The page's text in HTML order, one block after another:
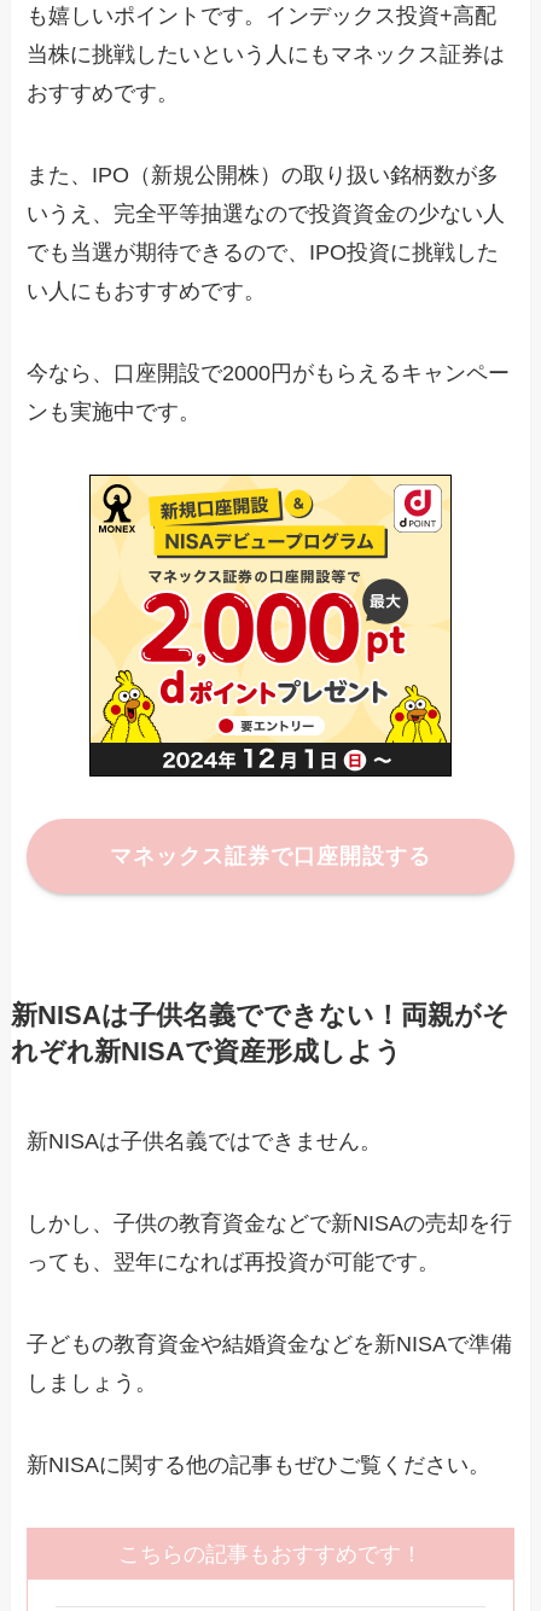
も嬉しいポイントです。インデックス投資+高配
当株に挑戦したいという人にもマネックス証券は
おすすめです。
また、IPO（新規公開株）の取り扱い銘柄数が多
いうえ、完全平等抽選なので投資資金の少ない人
でも当選が期待できるので、IPO投資に挑戦した
い人にもおすすめです。
今なら、口座開設で2000円がもらえるキャンペー
ンも実施中です。
マネックス証券で口座開設する
新NISAは子供名義でできない！両親がそ
れぞれ新NISAで資産形成しよう
新NISAは子供名義ではできません。
しかし、子供の教育資金などで新NISAの売却を行
っても、翌年になれば再投資が可能です。
子どもの教育資金や結婚資金などを新NISAで準備
しましょう。
新NISAに関する他の記事もぜひご覧ください。
こちらの記事もおすすめです！